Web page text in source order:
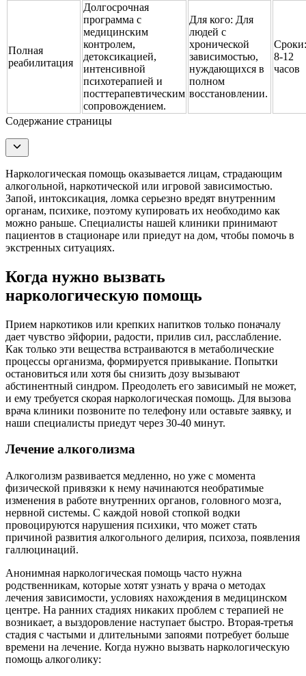
Полная
реабилитация
Долгосрочная
программа с
медицинским
контролем,
детоксикацией,
интенсивной
психотерапией и
посттерапевтическим
сопровождением.
Для кого: Для
людей с
хронической
зависимостью,
нуждающихся в
полном
восстановлении.
Сроки:
8-12
часов
Содержание страницы
Наркологическая помощь оказывается лицам, страдающим
алкогольной, наркотической или игровой зависимостью.
Запой, интоксикация, ломка серьезно вредят внутренним
органам, психике, поэтому купировать их необходимо как
можно раньше. Специалисты нашей клиники принимают
пациентов в стационаре или приедут на дом, чтобы помочь в
экстренных ситуациях.
Когда нужно вызвать
наркологическую помощь
Прием наркотиков или крепких напитков только поначалу
дает чувство эйфории, радости, прилив сил, расслабление.
Как только эти вещества встраиваются в метаболические
процессы организма, формируется привыкание. Попытки
остановиться или хотя бы снизить дозу вызывают
абстинентный синдром. Преодолеть его зависимый не может,
и ему требуется скорая наркологическая помощь. Для вызова
врача клиники позвоните по телефону или оставьте заявку, и
наши специалисты приедут через 30-40 минут.
Лечение алкоголизма
Алкоголизм развивается медленно, но уже с момента
физической привязки к нему начинаются необратимые
изменения в работе внутренних органов, головного мозга,
нервной системы. С каждой новой стопкой водки
провоцируются нарушения психики, что может стать
причиной развития алкогольного делирия, психоза, появления
галлюцинаций.
Анонимная наркологическая помощь часто нужна
родственникам, которые хотят узнать у врача о методах
лечения зависимости, условиях нахождения в медицинском
центре. На ранних стадиях никаких проблем с терапией не
возникает, а выздоровление наступает быстро. Вторая-третья
стадия с частыми и длительными запоями потребует больше
времени на лечение. Когда нужно вызвать наркологическую
помощь алкоголику: